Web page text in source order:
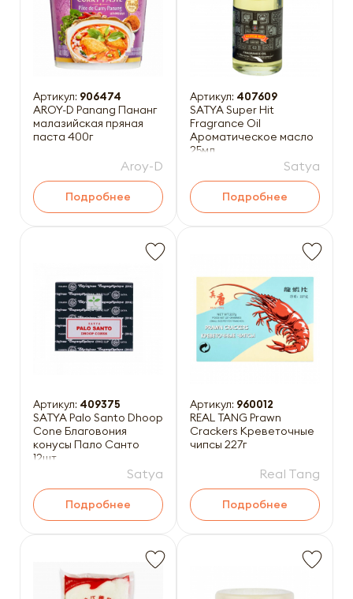
Артикул: 906474
AROY-D Panang Пананг
малазийская пряная
паста 400г
Aroy-D
Подробнее
Артикул: 407609
SATYA Super Hit
Fragrance Oil
Ароматическое масло
25мл
Satya
Подробнее
Артикул: 409375
SATYA Palo Santo Dhoop
Cone Благовония
конусы Пало Санто
12шт
Satya
Подробнее
Артикул: 960012
REAL TANG Prawn
Crackers Креветочные
чипсы 227г
Real Tang
Подробнее